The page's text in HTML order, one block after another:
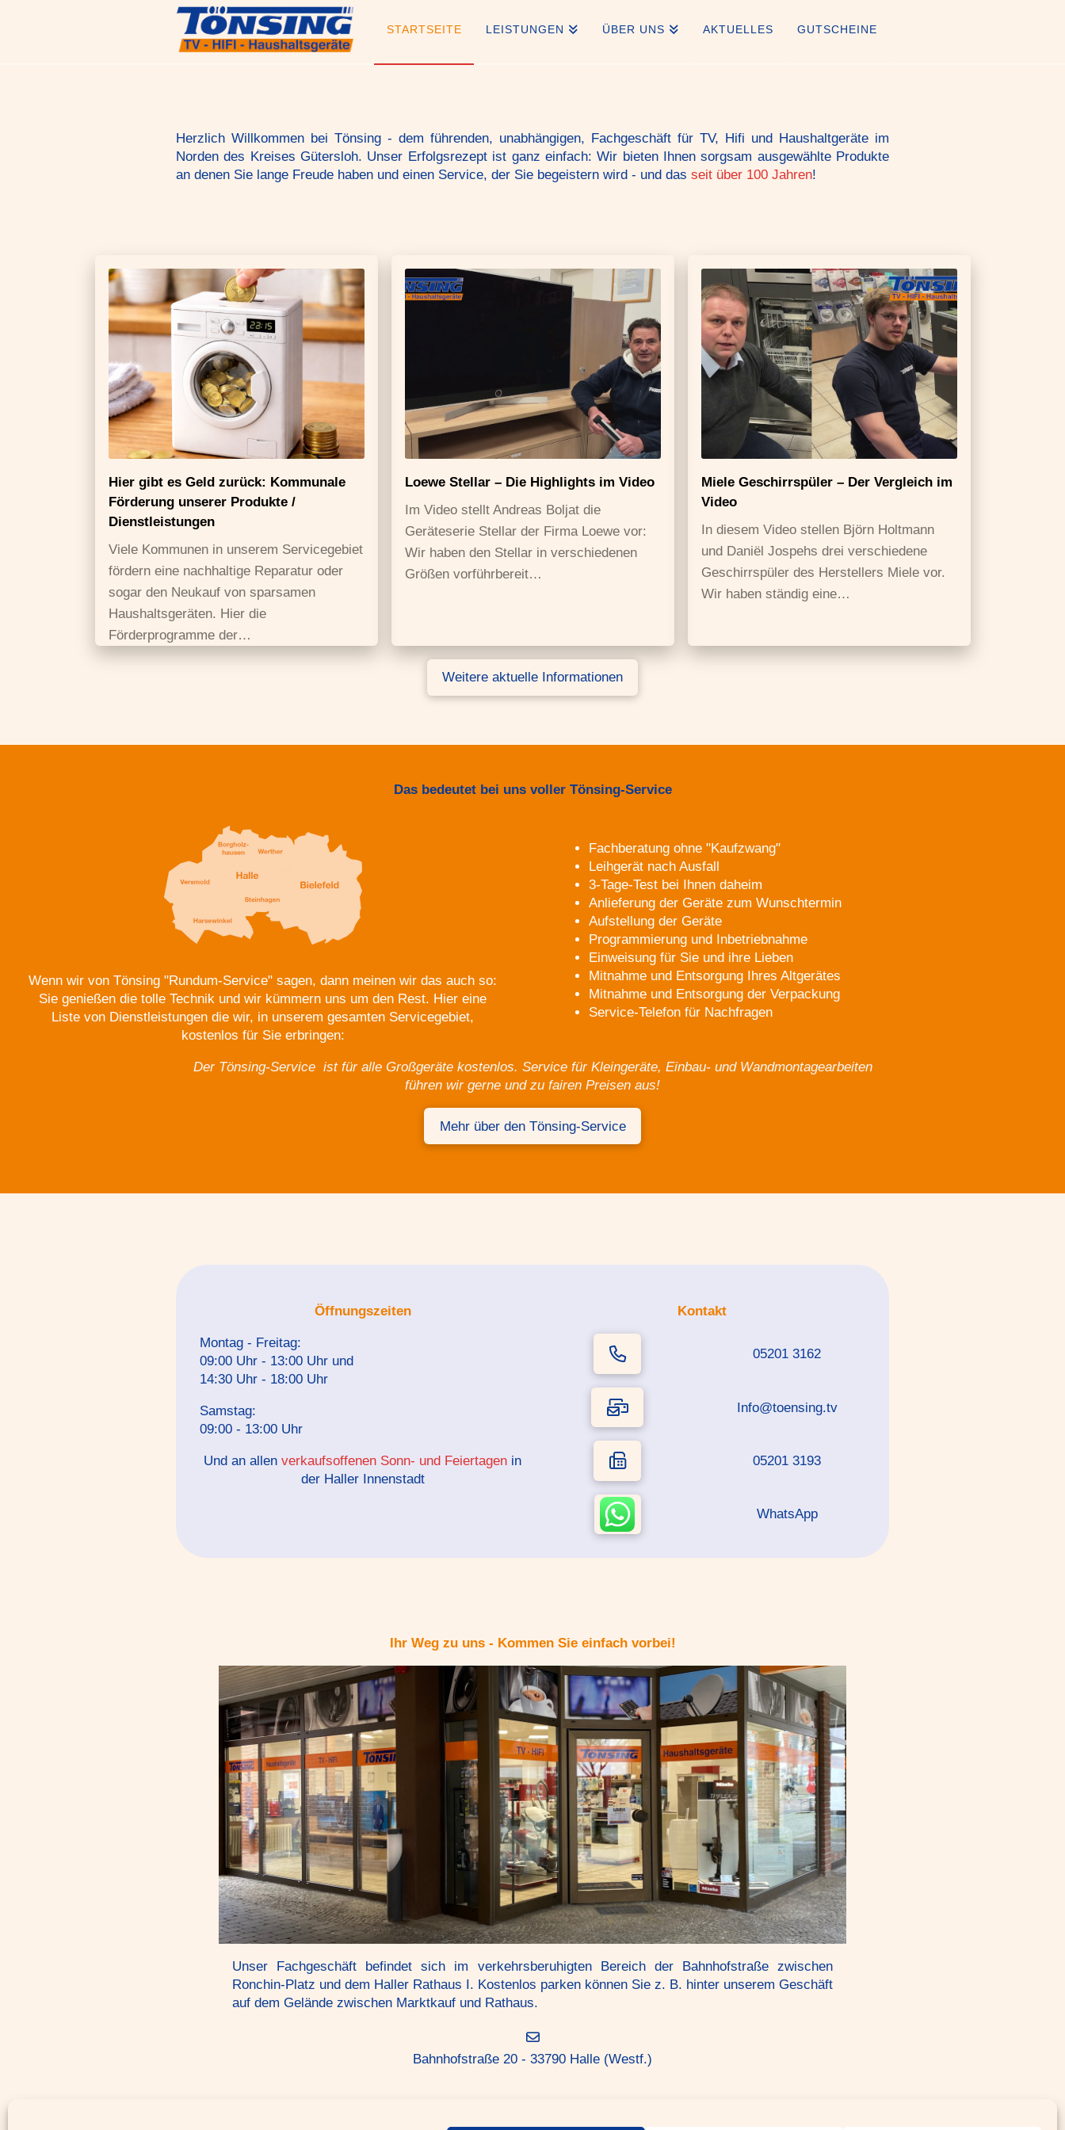
STARTSEITE LEISTUNGEN ÜBER UNS AKTUELLES GUTSCHEINE
Herzlich Willkommen bei Tönsing - dem führenden, un­abhängigen, Fachgeschäft für TV, Hifi und Haushaltgeräte im
Norden des Kreises Gütersloh. Unser Erfolgsrezept ist ganz einfach: Wir bieten Ihnen sorgsam ausge­wähl­te Produkte
an denen Sie lange Freude haben und einen Service, der Sie begeistern wird - und das seit über 100 Jahren!
Hier gibt es Geld zurück: Kommunale
Förderung unserer Produkte /
Dienstleistungen
Viele Kommunen in unserem Servicegebiet
fördern eine nachhaltige Reparatur oder
sogar den Neukauf von sparsamen
Haushaltsgeräten. Hier die
Förderprogramme der…
Loewe Stellar – Die Highlights im Video
Im Video stellt Andreas Boljat die
Geräteserie Stellar der Firma Loewe vor:
Wir haben den Stellar in verschiedenen
Größen vorführbereit…
Miele Geschirrspüler – Der Vergleich im
Video
In diesem Video stellen Björn Holtmann
und Daniël Jospehs drei verschiedene
Geschirrspüler des Herstellers Miele vor.
Wir haben ständig eine…
Weitere aktuelle Informationen
Das bedeutet bei uns voller Tönsing-Service
Wenn wir von Tönsing "Rundum-Service" sagen, dann meinen wir das auch so:
Sie genießen die tolle Technik und wir kümmern uns um den Rest. Hier eine
Liste von Dienstleistungen die wir, in unserem gesamten Servicegebiet,
kostenlos für Sie erbringen:
Fachberatung ohne "Kaufzwang"
Leihgerät nach Ausfall
3-Tage-Test bei Ihnen daheim
Anlieferung der Geräte zum Wunschtermin
Aufstellung der Geräte
Programmierung und Inbetriebnahme
Einweisung für Sie und ihre Lieben
Mitnahme und Entsorgung Ihres Altgerätes
Mitnahme und Entsorgung der Verpackung
Service-Telefon für Nachfragen
Der Tönsing-Service ist für alle Großgeräte kostenlos. Service für Kleingeräte, Einbau- und Wandmontagearbeiten
führen wir gerne und zu fairen Preisen aus!
Mehr über den Tönsing-Service
Öffnungszeiten
Montag - Freitag:
09:00 Uhr - 13:00 Uhr und
14:30 Uhr - 18:00 Uhr
Samstag:
09:00 - 13:00 Uhr
Und an allenverkaufsoffenen Sonn- und Feiertagen in
der Haller Innenstadt
Kontakt
05201 3162
Info@toensing.tv
05201 3193
WhatsApp
Ihr Weg zu uns - Kommen Sie einfach vorbei!
Unser Fachgeschäft befindet sich im verkehrsberuhigten Bereich der Bahnhofstraße zwischen
Ronchin-Platz und dem Haller Rathaus I. Kostenlos parken können Sie z. B. hinter unserem Geschäft
auf dem Gelände zwischen Marktkauf und Rathaus.
Bahnhofstraße 20 - 33790 Halle (Westf.)